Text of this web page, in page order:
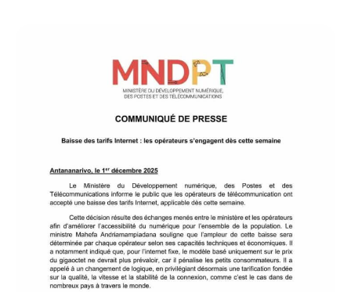
lendemain
changement
gouvernance